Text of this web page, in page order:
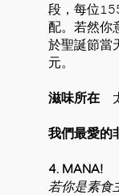
段，每位
配。若然你
於聖誕節當
元。
滋味所在
我們最愛的
4. MANA!
若你是素食